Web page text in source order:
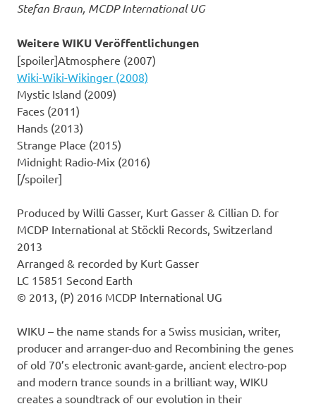
Stefan Braun, MCDP International UG
Weitere WIKU Veröffentlichungen
[spoiler]Atmosphere (2007)
Wiki-Wiki-Wikinger (2008)
Mystic Island (2009)
Faces (2011)
Hands (2013)
Strange Place (2015)
Midnight Radio-Mix (2016)
[/spoiler]
Produced by Willi Gasser, Kurt Gasser & Cillian D. for
MCDP International at Stöckli Records, Switzerland
2013
Arranged & recorded by Kurt Gasser
LC 15851 Second Earth
© 2013, (P) 2016 MCDP International UG
WIKU – the name stands for a Swiss musician, writer,
producer and arranger-duo and Recombining the genes
of old 70’s electronic avant-garde, ancient electro-pop
and modern trance sounds in a brilliant way, WIKU
creates a soundtrack of our evolution in their